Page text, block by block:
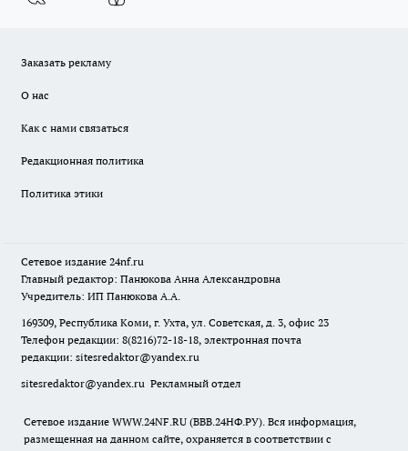
Заказать рекламу
О нас
Как с нами связаться
Редакционная политика
Политика этики
Сетевое издание 24nf.ru
Главный редактор: Панюкова Анна Александровна
Учредитель: ИП Панюкова А.А.
169309, Республика Коми, г. Ухта, ул. Советская, д. 3, офис 23
Телефон редакции: 8(8216)72-18-18, электронная почта
редакции: sitesredaktor@yandex.ru
sitesredaktor@yandex.ru Рекламный отдел
Сетевое издание WWW.24NF.RU (ВВВ.24НФ.РУ). Вся информация,
размещенная на данном сайте, охраняется в соответствии с